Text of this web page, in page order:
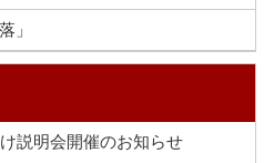
」
説明会開催のお知らせ